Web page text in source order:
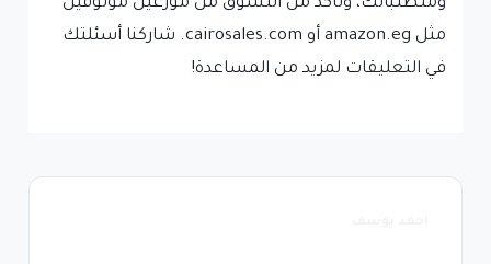
ومتطلباتك، وتأكد من التسوق من موزعين موثوقين
مثل amazon.eg أو cairosales.com. شاركنا أسئلتك
في التعليقات لمزيد من المساعدة!